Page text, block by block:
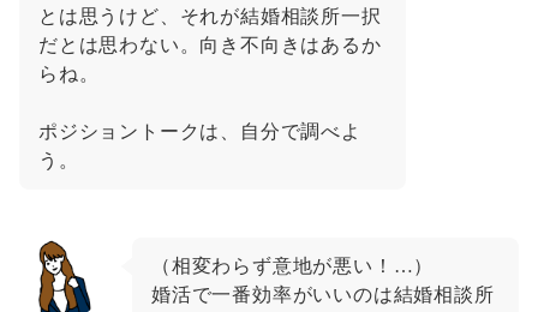
とは思うけど、それが結婚相談所一択
だとは思わない。向き不向きはあるか
らね。
ポジショントークは、自分で調べよ
う。
（相変わらず意地が悪い！…）
婚活で一番効率がいいのは結婚相談所